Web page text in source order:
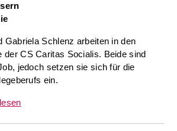
Gabriela Schlenz arbeiten in den
der CS Caritas Socialis. Beide sind
jedoch setzen sie sich für die
ein.